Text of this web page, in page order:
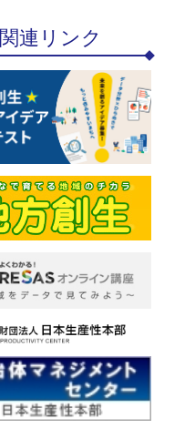
関連リンク